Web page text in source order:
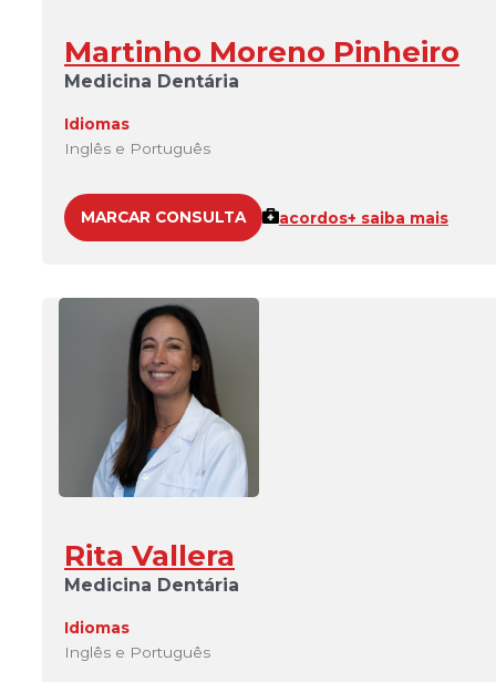
Martinho Moreno Pinheiro
Medicina Dentária
Idiomas
Inglês e Português
MARCAR CONSULTA acordos+ saiba mais
Rita Vallera
Medicina Dentária
Idiomas
Inglês e Português